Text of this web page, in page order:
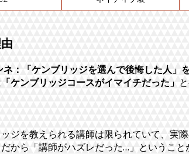
：「ケンブリッジを選んで後悔した人」
「ケンブリッジコースがイマイチだった」
ジを教えられる講師は限られていて、実
から「講師がハズレだった…」ということ